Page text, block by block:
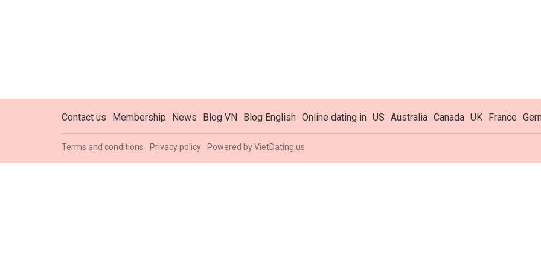
Contact us Membership News Blog VN Blog English Online dating in US Australia Canada UK France
Terms and conditions Privacy policy Powered byVietDating.us